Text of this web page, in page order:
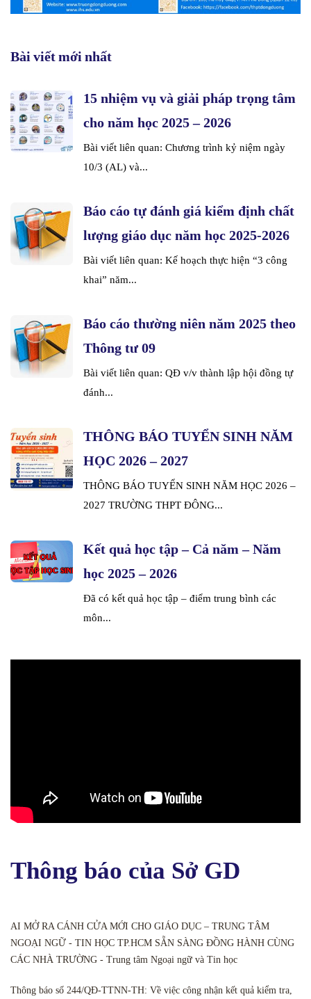
Bài viết mới nhất
15 nhiệm vụ và giải pháp trọng tâm
cho năm học 2025 – 2026
Bài viết liên quan: Chương trình kỷ niệm ngày
10/3 (AL) và...
Báo cáo tự đánh giá kiểm định chất
lượng giáo dục năm học 2025-2026
Bài viết liên quan: Kế hoạch thực hiện “3 công
khai” năm...
Báo cáo thường niên năm 2025 theo
Thông tư 09
Bài viết liên quan: QĐ v/v thành lập hội đồng tự
đánh...
THÔNG BÁO TUYỂN SINH NĂM
HỌC 2026 – 2027
THÔNG BÁO TUYỂN SINH NĂM HỌC 2026 –
2027 TRƯỜNG THPT ĐÔNG...
Kết quả học tập – Cả năm – Năm
học 2025 – 2026
Đã có kết quả học tập – điểm trung bình các
môn...
Thông báo của Sở GD
AI MỞ RA CÁNH CỬA MỚI CHO GIÁO DỤC – TRUNG TÂM
NGOẠI NGỮ - TIN HỌC TP.HCM SẴN SÀNG ĐỒNG HÀNH CÙNG
CÁC NHÀ TRƯỜNG - Trung tâm Ngoại ngữ và Tin học
Thông báo số 244/QĐ-TTNN-TH: Về việc công nhận kết quả kiểm tra,